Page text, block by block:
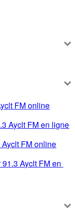
FM online
Ayclt FM en ligne
FM online
Ayclt FM en